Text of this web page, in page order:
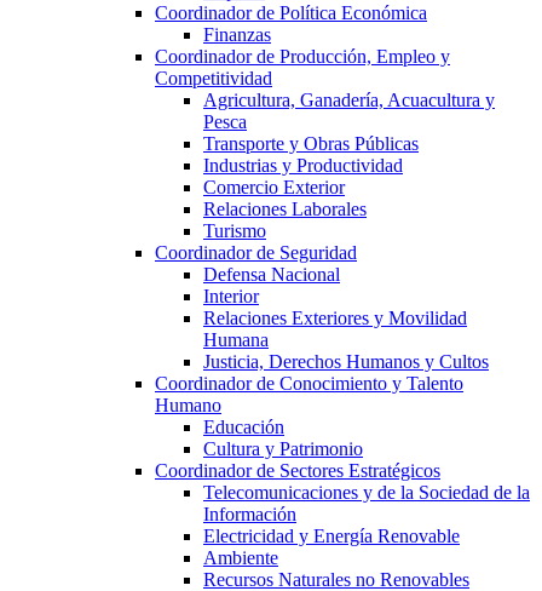
Coordinador de Política Económica
Finanzas
Coordinador de Producción, Empleo y
Competitividad
Agricultura, Ganadería, Acuacultura y
Pesca
Transporte y Obras Públicas
Industrias y Productividad
Comercio Exterior
Relaciones Laborales
Turismo
Coordinador de Seguridad
Defensa Nacional
Interior
Relaciones Exteriores y Movilidad
Humana
Justicia, Derechos Humanos y Cultos
Coordinador de Conocimiento y Talento
Humano
Educación
Cultura y Patrimonio
Coordinador de Sectores Estratégicos
Telecomunicaciones y de la Sociedad de la
Información
Electricidad y Energía Renovable
Ambiente
Recursos Naturales no Renovables